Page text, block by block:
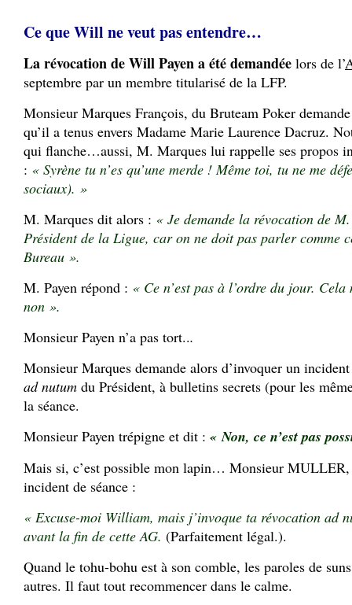
Ce que Will ne veut pas entendre…
La révocation de Will Payen a été demandée lors de l’
septembre par un membre titularisé de la LFP.
Monsieur Marques François, du Bruteam Poker
qu’il a tenus envers Madame Marie Laurence Dacruz.
qui flanche…aussi, M. Marques lui rappelle ses propos
: « Syrène tu n’es qu’une merde ! Même toi, tu ne me
sociaux). »
M. Marques dit alors : « Je demande la révocation de
Président de la Ligue, car on ne doit pas parler comme
Bureau ».
M. Payen répond : « Ce n’est pas à l’ordre du jour.
non ».
Monsieur Payen n’a pas tort...
Monsieur Marques demande alors d’invoquer un
ad nutum du Président, à bulletins secrets (pour les
la séance.
Monsieur Payen trépigne et dit : « Non, ce n’est pas
Mais si, c’est possible mon lapin… Monsieur
incident de séance :
« Excuse-moi William, mais j’invoque ta révocation ad
avant la fin de cette AG. (Parfaitement légal.).
Quand le tohu-bohu est à son comble, les paroles de
autres. Il faut tout recommencer dans le calme.